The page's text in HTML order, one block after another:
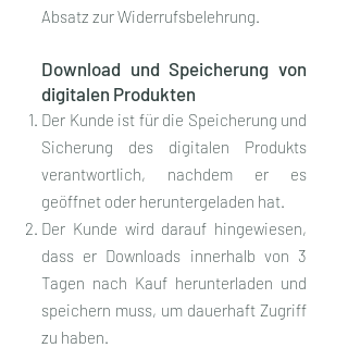
Absatz zur Widerrufsbelehrung.
Download und Speicherung von
digitalen Produkten
Der Kunde ist für die Speicherung und
Sicherung des digitalen Produkts
verantwortlich, nachdem er es
geöffnet oder heruntergeladen hat.
Der Kunde wird darauf hingewiesen,
dass er Downloads innerhalb von 3
Tagen nach Kauf herunterladen und
speichern muss, um dauerhaft Zugriff
zu haben.